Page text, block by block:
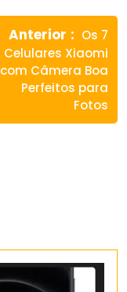
Anterior
Next
post:
Os 7
Celulares Xiaomi
com Câmera Boa
Perfeitos para
Fotos